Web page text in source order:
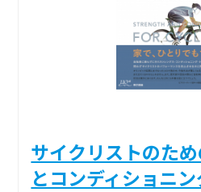
サイクリストのた
とコンディショニ